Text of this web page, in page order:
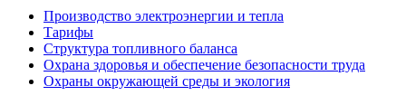
Производство электроэнергии и тепла
Тарифы
Структура топливного баланса
Охрана здоровья и обеспечение безопасности труда
Охраны окружающей среды и экология